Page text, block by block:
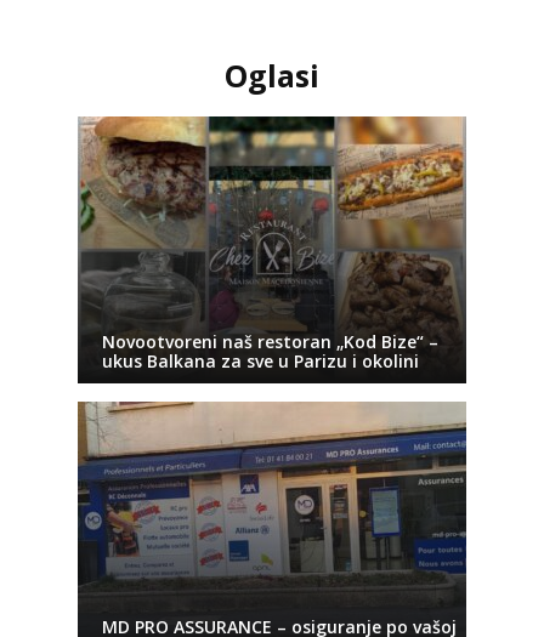
Oglasi
Novootvoreni naš restoran „Kod Bize“ –
ukus Balkana za sve u Parizu i okolini
MD PRO ASSURANCE – osiguranje po vašoj